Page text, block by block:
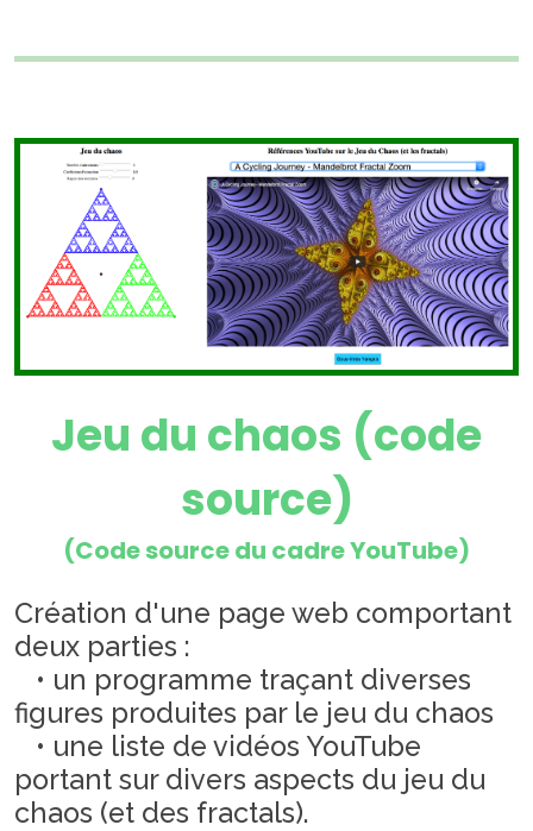
Jeu du chaos (code
source)
(Code source du cadre YouTube)
Création d'une page web comportant
deux parties :
• un programme traçant diverses
figures produites par le jeu du chaos
• une liste de vidéos YouTube
portant sur divers aspects du jeu du
chaos (et des fractals).